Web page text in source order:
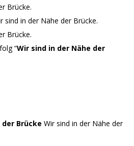
Brücke.
sind in der Nähe der Brücke.
Brücke.
“Wir sind in der Nähe der
Brücke Wir sind in der Nähe der